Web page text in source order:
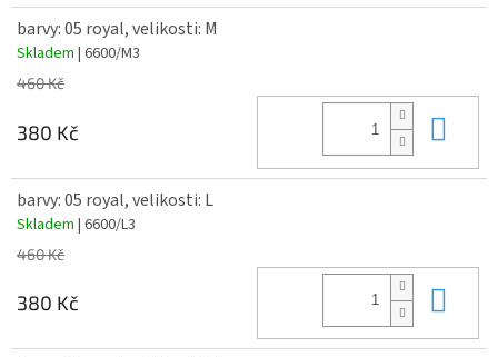
barvy: 05 royal, velikosti: M
Skladem | 6600/M3
460 Kč
380 Kč
barvy: 05 royal, velikosti: L
Skladem | 6600/L3
460 Kč
380 Kč